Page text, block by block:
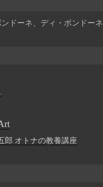
ドーネ、ディ・ボンドーネ
郎 オトナの教養講座